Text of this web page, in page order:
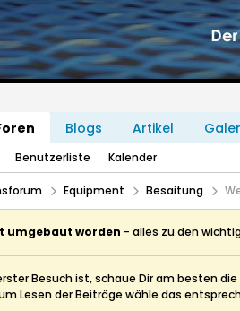
Blogs Artikel
Benutzerliste Kalender
Equipment Besaitung
umgebaut worden - alles zu den
Besuch ist, schaue Dir am besten die
Lesen der Beiträge wähle das